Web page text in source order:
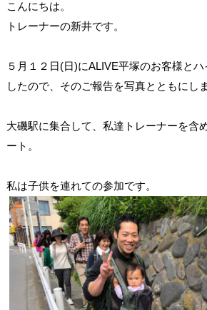
こんにちは。
トレーナーの新井です。
５月１２日 (日)にALIVE平塚のお客様とハ
したので、そのご報告を写真とともにしま
大磯駅に集合して、私達トレーナーを含
ート。
私は子供を連れての参加です。